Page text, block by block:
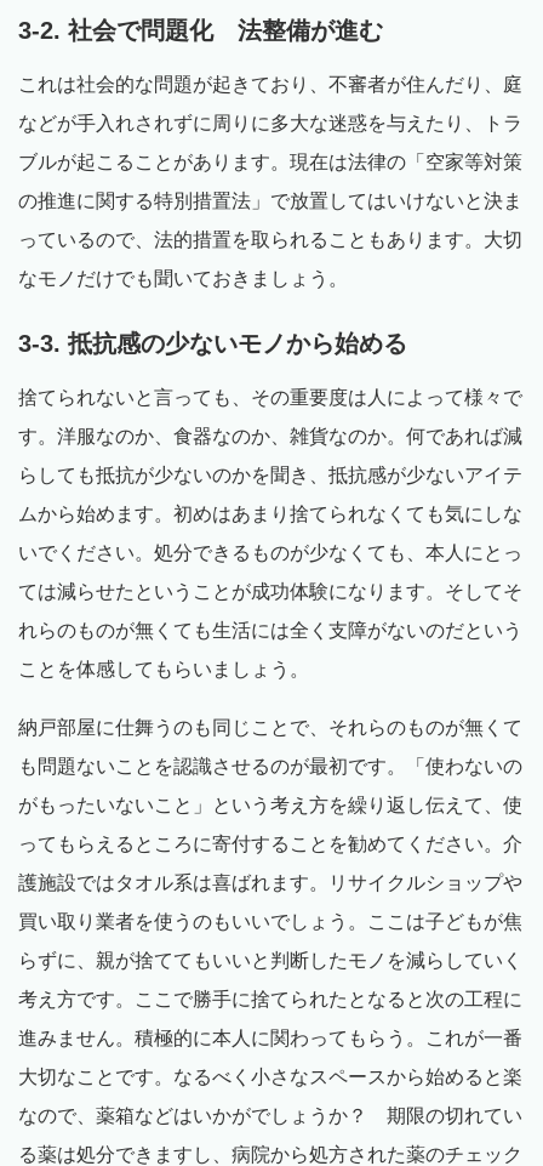
3-2. 社会で問題化 法整備が進む
これは社会的な問題が起きており、不審者が住んだり、庭
などが手入れされずに周りに多大な迷惑を与えたり、トラ
ブルが起こることがあります。現在は法律の「空家等対策
の推進に関する特別措置法」で放置してはいけないと決ま
っているので、法的措置を取られることもあります。大切
なモノだけでも聞いておきましょう。
3-3. 抵抗感の少ないモノから始める
捨てられないと言っても、その重要度は人によって様々で
す。洋服なのか、食器なのか、雑貨なのか。何であれば減
らしても抵抗が少ないのかを聞き、抵抗感が少ないアイテ
ムから始めます。初めはあまり捨てられなくても気にしな
いでください。処分できるものが少なくても、本人にとっ
ては減らせたということが成功体験になります。そしてそ
れらのものが無くても生活には全く支障がないのだという
ことを体感してもらいましょう。
納戸部屋に仕舞うのも同じことで、それらのものが無くて
も問題ないことを認識させるのが最初です。「使わないの
がもったいないこと」という考え方を繰り返し伝えて、使
ってもらえるところに寄付することを勧めてください。介
護施設ではタオル系は喜ばれます。リサイクルショップや
買い取り業者を使うのもいいでしょう。ここは子どもが焦
らずに、親が捨ててもいいと判断したモノを減らしていく
考え方です。ここで勝手に捨てられたとなると次の工程に
進みません。積極的に本人に関わってもらう。これが一番
大切なことです。なるべく小さなスペースから始めると楽
なので、薬箱などはいかがでしょうか？ 期限の切れてい
る薬は処分できますし、病院から処方された薬のチェック